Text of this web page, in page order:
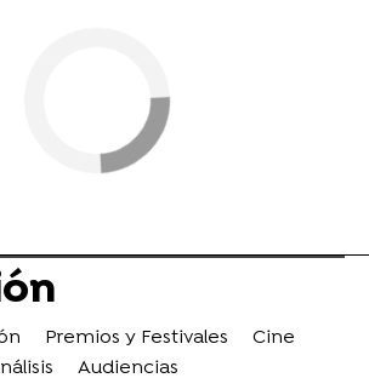
Premios y Festivales
Cine
Audiencias